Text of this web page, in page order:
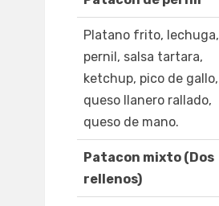
Platano frito, lechuga,
pernil, salsa tartara,
ketchup, pico de gallo,
queso llanero rallado,
queso de mano.
Patacon mixto (Dos
rellenos)